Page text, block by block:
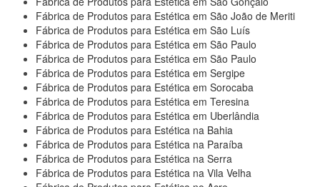
Fábrica de Produtos para Estética em São João de Meriti
Fábrica de Produtos para Estética em São Luís
Fábrica de Produtos para Estética em São Paulo
Fábrica de Produtos para Estética em São Paulo
Fábrica de Produtos para Estética em Sergipe
Fábrica de Produtos para Estética em Sorocaba
Fábrica de Produtos para Estética em Teresina
Fábrica de Produtos para Estética em Uberlândia
Fábrica de Produtos para Estética na Bahia
Fábrica de Produtos para Estética na Paraíba
Fábrica de Produtos para Estética na Serra
Fábrica de Produtos para Estética na Vila Velha